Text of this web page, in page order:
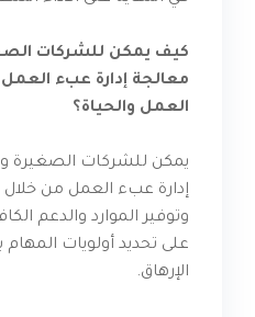
كيف يمكن للشركات
معالجة إدارة عبء العمل
العمل والحياة؟
يمكن للشركات الصغيرة
إدارة عبء العمل من خلال
وتوفير الموارد والدعم
على تحديد أولويات
الإرهاق.